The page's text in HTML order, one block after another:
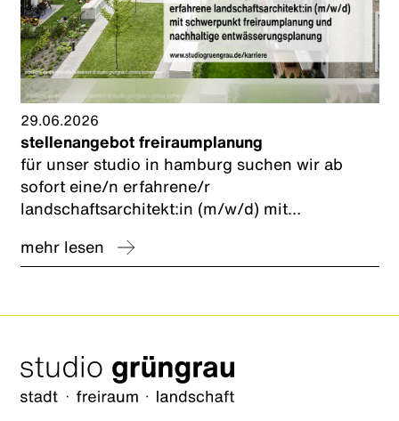
29.06.2026
stellenangebot freiraumplanung
für unser studio in hamburg suchen wir ab
sofort eine/n erfahrene/r
landschaftsarchitekt:in (m/w/d) mit
entwässerungsplanung zur förderung
kommunaler schwammstadt-konzepte.
mehr lesen